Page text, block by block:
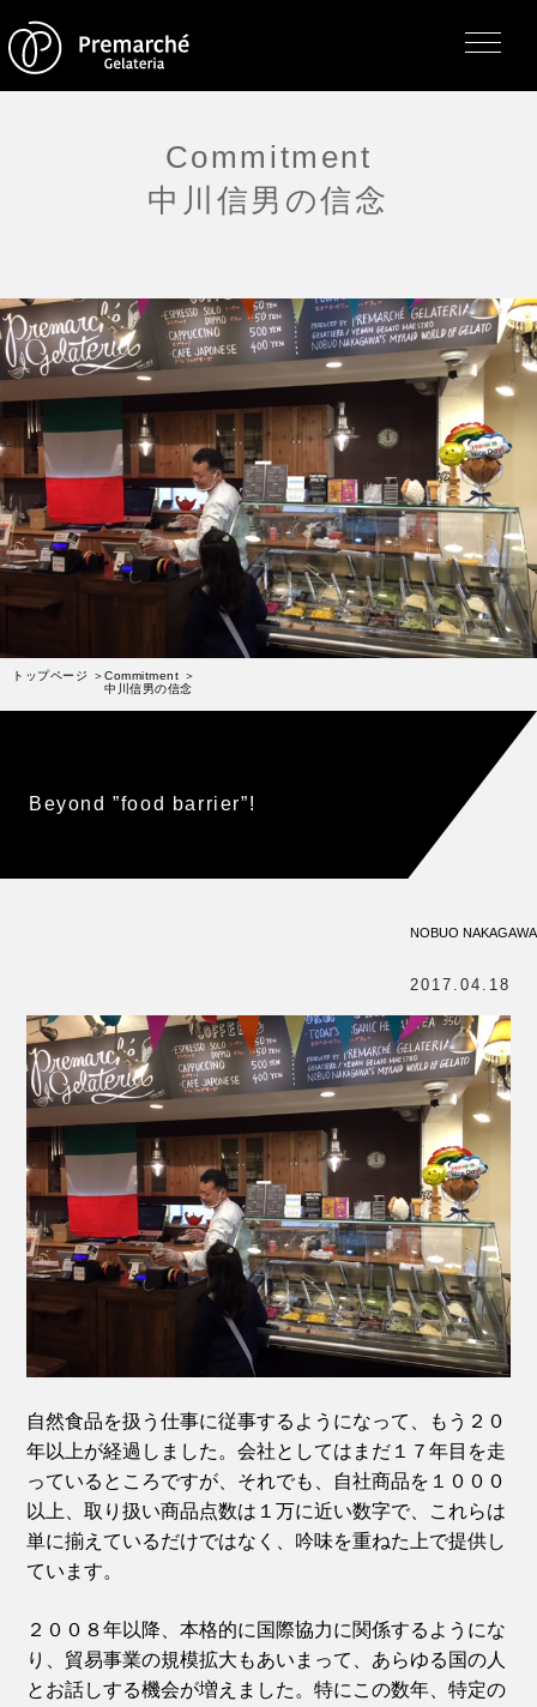
トップページ
直営店・支店・分店
フレーバー（メニュー）
アレルゲン一覧
求人情報
通販のご案内
お知らせ・メディア掲載
受賞歴
お問い合わせ
ジェラートの機能性や素材について
Commitment
中川信男の信念
トップページ
Commitment
中川信男の信念
Beyond ”food barrier”!
NOBUO NAKAGAWA
2017.04.18
自然食品を扱う仕事に従事するようになって、もう２０
年以上が経過しました。会社としてはまだ１７年目を走
っているところですが、それでも、自社商品を１０００
以上、取り扱い商品点数は１万に近い数字で、これらは
単に揃えているだけではなく、吟味を重ねた上で提供し
ています。
２００８年以降、本格的に国際協力に関係するようにな
り、貿易事業の規模拡大もあいまって、あらゆる国の人
とお話しする機会が増えました。特にこの数年、特定の